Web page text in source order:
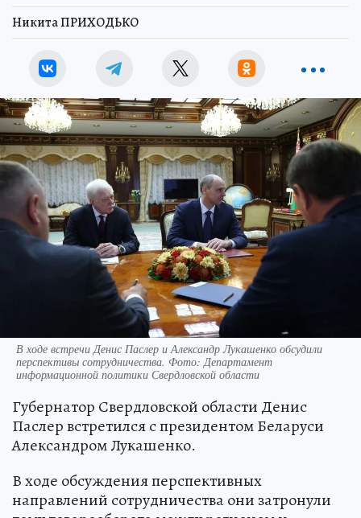
Никита ПРИХОДЬКО
В ходе встречи Денис Паслер и Александр Лукашенко обсудили
перспективы сотрудничества. Фото: Департамент
информационной политики Свердловской области
Губернатор Свердловской области Денис
Паслер встретился с президентом Беларуси
Александром Лукашенко.
В ходе обсуждения перспективных
направлений сотрудничества они затронули